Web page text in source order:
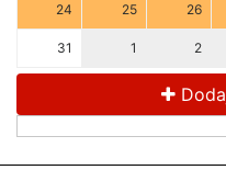
24 25 26
31 1 2